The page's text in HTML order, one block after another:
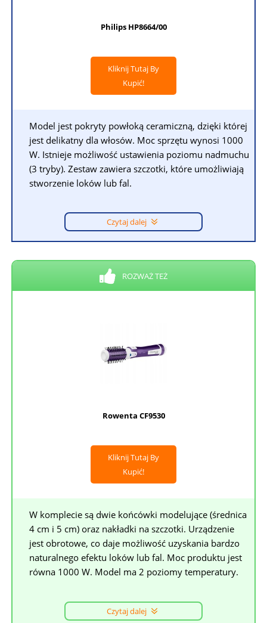
Philips HP8664/00
Kliknij Tutaj By
Kupić!
Model jest pokryty powłoką ceramiczną, dzięki której
jest delikatny dla włosów. Moc sprzętu wynosi 1000
W. Istnieje możliwość ustawienia poziomu nadmuchu
(3 tryby). Zestaw zawiera szczotki, które umożliwiają
stworzenie loków lub fal.
Czytaj dalej
ROZWAŻ TEŻ
Rowenta CF9530
Kliknij Tutaj By
Kupić!
W komplecie są dwie końcówki modelujące (średnica
4 cm i 5 cm) oraz nakładki na szczotki. Urządzenie
jest obrotowe, co daje możliwość uzyskania bardzo
naturalnego efektu loków lub fal. Moc produktu jest
równa 1000 W. Model ma 2 poziomy temperatury.
Czytaj dalej